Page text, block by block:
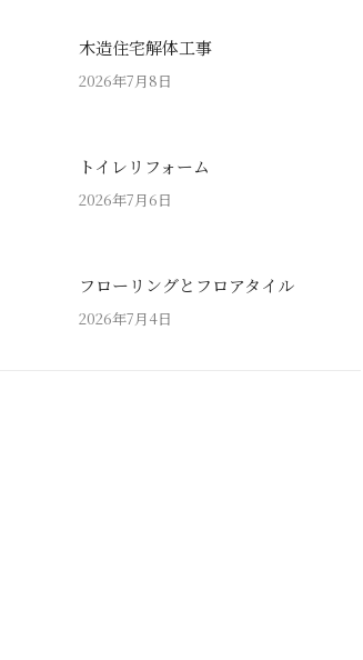
木造住宅解体工事
2026年7月8日
トイレリフォーム
2026年7月6日
フローリングとフロアタイル
2026年7月4日